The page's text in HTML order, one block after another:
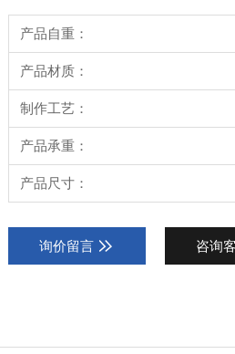
产品自重：
产品材质：
制作工艺：
产品承重：
产品尺寸：
询价留言 咨询